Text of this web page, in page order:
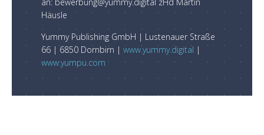
Häusle
Yummy Publishing GmbH | Lustenauer Straße
66 | 6850 Dornbirn | www.yummy.digital |
www.yumpu.com